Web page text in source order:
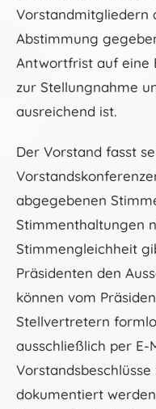
Vorstandmitgliedern
Abstimmung
Antwortfrist auf eine
zur Stellungnahme
ausreichend ist.
Der Vorstand fasst
abgegebenen
Stimmenthaltungen
Stimmengleichheit
Präsidenten den
können vom
Stellvertretern
ausschließlich per E-
dokumentiert